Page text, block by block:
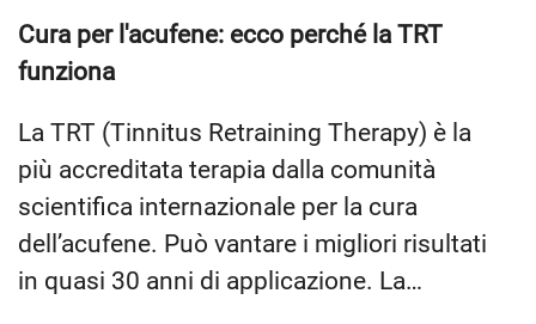
Cura per l'acufene: ecco perché la TRT
funziona
La TRT (Tinnitus Retraining Therapy) è la
più accreditata terapia dalla comunità
scientifica internazionale per la cura
dell’acufene. Può vantare i migliori risultati
in quasi 30 anni di applicazione. La…